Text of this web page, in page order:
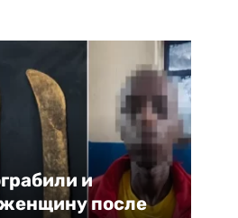
и
после